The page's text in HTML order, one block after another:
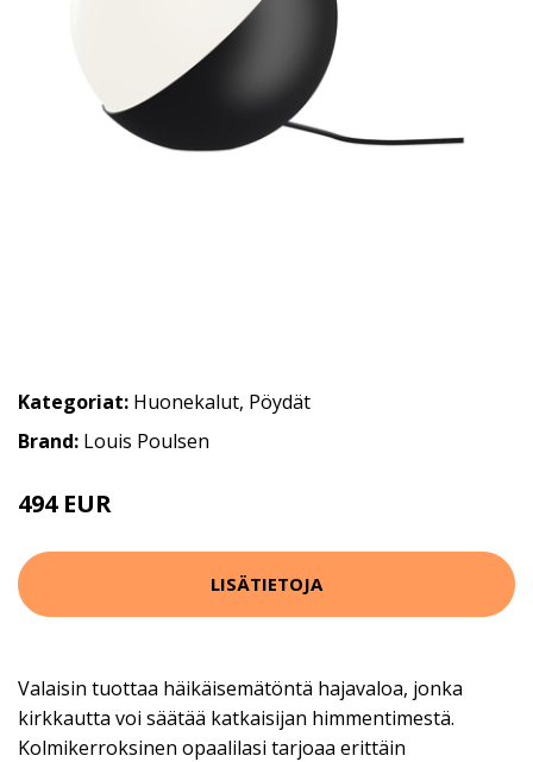
Kategoriat: Huonekalut, Pöydät
Brand: Louis Poulsen
494 EUR
LISÄTIETOJA
Valaisin tuottaa häikäisemätöntä hajavaloa, jonka
kirkkautta voi säätää katkaisijan himmentimestä.
Kolmikerroksinen opaalilasi tarjoaa erittäin